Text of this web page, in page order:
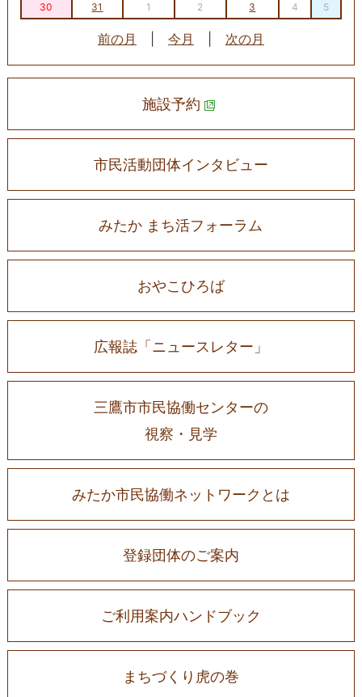
30
31 1 2 3 4 5
前の月 今月 次の月
施設予約
市民活動団体インタビュー
みたか まち活フォーラム
おやこひろば
広報誌「ニュースレター」
三鷹市市民協働センターの
視察・見学
みたか市民協働ネットワークとは
登録団体のご案内
ご利用案内ハンドブック
まちづくり虎の巻